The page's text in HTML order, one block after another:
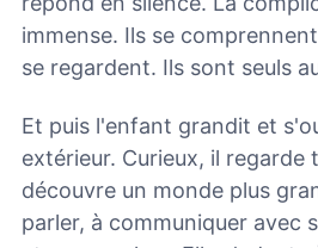
immense. Ils se
se regardent. Ils sont seuls
Et puis l'enfant grandit et
extérieur. Curieux, il regarde
découvre un monde plus
parler, à communiquer avec